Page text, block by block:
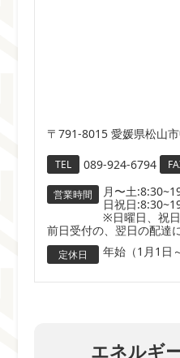
〒791-8015 愛媛県松山
TEL 089-924-6794
営業時間
月〜土
日祝日
※日曜日、祝
前日受付の、翌日の配達
定休日 年始（1月1日
エネルギ